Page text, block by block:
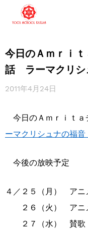
今日のＡｍｒｉ
話 ラーマクリシ
2011年4月24日
今日のＡｍｒｉｔａ
ーマクリシュナの福
今後の放映予定
４／２５（月） ア
２６（火） アニ
２７（水） 賛歌・